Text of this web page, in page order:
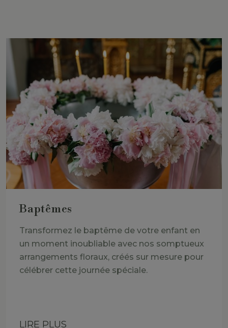
Baptêmes
Transformez le baptême de votre enfant en
un moment inoubliable avec nos somptueux
arrangements floraux, créés sur mesure pour
célébrer cette journée spéciale.
LIRE PLUS